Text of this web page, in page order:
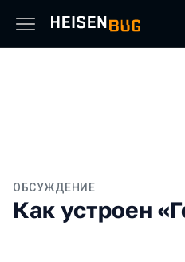
ОБСУЖДЕНИЕ
Как устроен